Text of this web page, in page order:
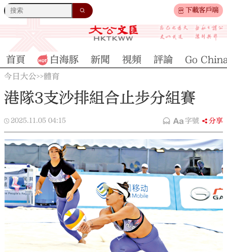
下載客戶端
首頁 白海豚 新聞 視頻 評論 Go
今日大公>>體育
港隊3支沙排組合止步分組賽
2025.11.05 04:15 字號 分享